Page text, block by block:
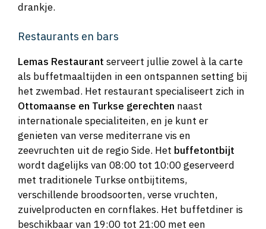
drankje.
Restaurants en bars
Lemas Restaurant serveert jullie zowel à la carte
als buffetmaaltijden in een ontspannen setting bij
het zwembad. Het restaurant specialiseert zich in
Ottomaanse en Turkse gerechten naast
internationale specialiteiten, en je kunt er
genieten van verse mediterrane vis en
zeevruchten uit de regio Side. Het buffetontbijt
wordt dagelijks van 08:00 tot 10:00 geserveerd
met traditionele Turkse ontbijtitems,
verschillende broodsoorten, verse vruchten,
zuivelproducten en cornflakes. Het buffetdiner is
beschikbaar van 19:00 tot 21:00 met een